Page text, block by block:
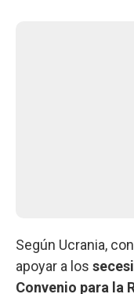
Según Ucrania,
apoyar a los
Convenio para la